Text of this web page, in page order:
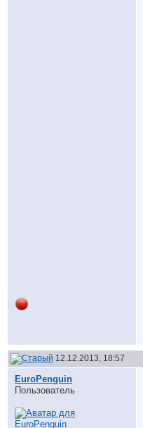
12.12.2013, 18:57
EuroPenguin
Пользователь